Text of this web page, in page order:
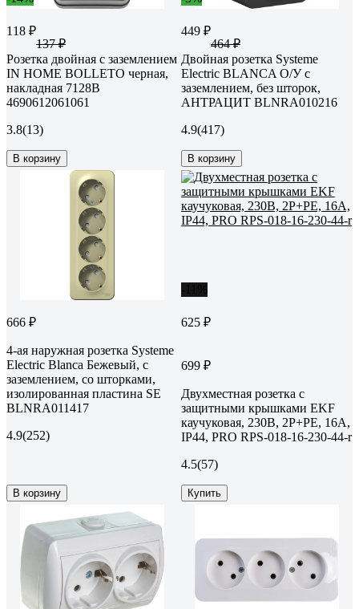
118 ₽
137 ₽
Розетка двойная с заземлением
IN HOME BOLLETO черная,
накладная 7128B
4690612061061
3.8(13)
В корзину
449 ₽
464 ₽
Двойная розетка Systeme
Electric BLANCA О/У с
заземлением, без шторок,
АНТРАЦИТ BLNRA010216
4.9(417)
В корзину
666 ₽
4-ая наружная розетка Systeme
Electric Blanca Бежевый, с
заземлением, со шторками,
изолированная пластина SE
BLNRA011417
4.9(252)
В корзину
625 ₽
699 ₽
Двухместная розетка с
защитными крышками EKF
каучуковая, 230В, 2P+PE, 16A,
IP44, PRO RPS-018-16-230-44-r
4.5(57)
Купить